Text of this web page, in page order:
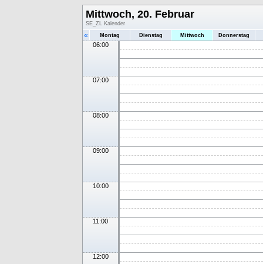
Mittwoch, 20. Februar
SE_ZL Kalender
« Montag Dienstag Mittwoch Donnerstag
06:00
07:00
08:00
09:00
10:00
11:00
12:00